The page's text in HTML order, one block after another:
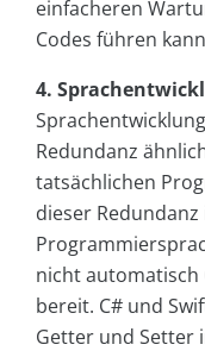
einfacheren
Codes führen
4.
Redundanz
tatsächlichen
dieser
nicht automatisch
bereit. C# und
Getter und Setter